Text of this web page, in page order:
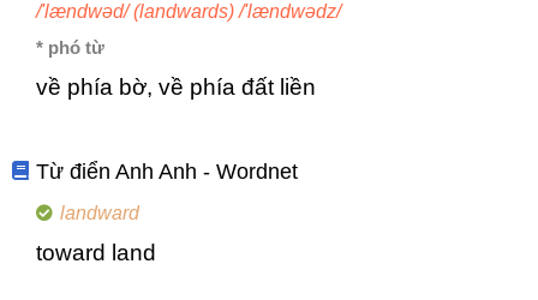
/'lændwəd/ (landwards) /'lændwədz/
* phó từ
về phía bờ, về phía đất liền
Từ điển Anh Anh - Wordnet
landward
toward land